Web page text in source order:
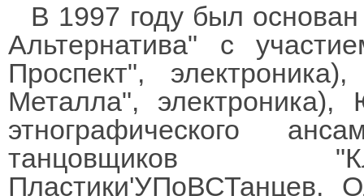
В 1997 году был
Альтернатива" с
Проспект",
Металла",
этнографического
танцовщиков
Пластики'УПоВСТанцев,